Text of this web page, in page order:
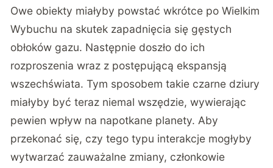
Owe obiekty miałyby powstać wkrótce po Wielkim
Wybuchu na skutek zapadnięcia się gęstych
obłoków gazu. Następnie doszło do ich
rozproszenia wraz z postępującą ekspansją
wszechświata. Tym sposobem takie czarne dziury
miałyby być teraz niemal wszędzie, wywierając
pewien wpływ na napotkane planety. Aby
przekonać się, czy tego typu interakcje mogłyby
wytwarzać zauważalne zmiany, członkowie